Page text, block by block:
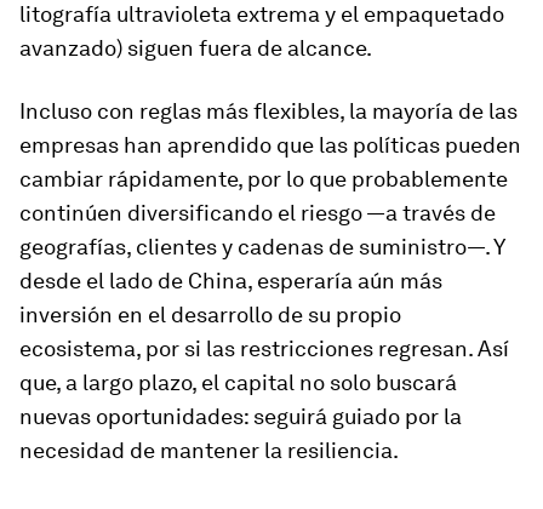
litografía ultravioleta extrema y el empaquetado
avanzado) siguen fuera de alcance.
Incluso con reglas más flexibles, la mayoría de las
empresas han aprendido que las políticas pueden
cambiar rápidamente, por lo que probablemente
continúen diversificando el riesgo —a través de
geografías, clientes y cadenas de suministro—. Y
desde el lado de China, esperaría aún más
inversión en el desarrollo de su propio
ecosistema, por si las restricciones regresan. Así
que, a largo plazo, el capital no solo buscará
nuevas oportunidades: seguirá guiado por la
necesidad de mantener la resiliencia.